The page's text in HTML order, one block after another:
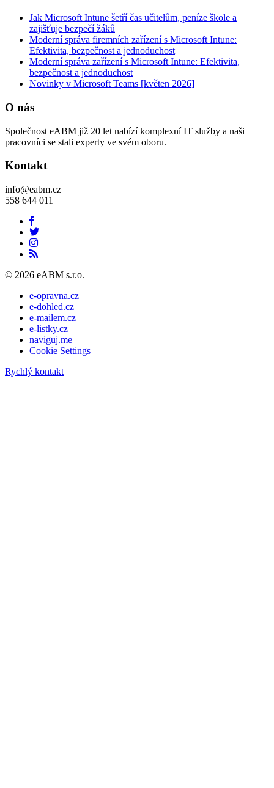
Jak Microsoft Intune šetří čas učitelům, peníze škole a
zajišťuje bezpečí žáků
Moderní správa firemních zařízení s Microsoft Intune:
Efektivita, bezpečnost a jednoduchost
Moderní správa zařízení s Microsoft Intune: Efektivita,
bezpečnost a jednoduchost
Novinky v Microsoft Teams [květen 2026]
O nás
Společnost eABM již 20 let nabízí komplexní IT služby a naši
pracovníci se stali experty ve svém oboru.
Kontakt
info@eabm.cz
558 644 011
© 2026 eABM s.r.o.
e-opravna.cz
e-dohled.cz
e-mailem.cz
e-listky.cz
naviguj.me
Cookie Settings
Rychlý kontakt